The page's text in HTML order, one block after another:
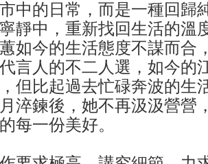
中的日常，而是一種回歸
靜中，重新找回生活的溫
如今的生活態度不謀而合
言人的不二人選，如今的
但比起過去忙碌奔波的生
淬鍊後，她不再汲汲營營
每一份美好。